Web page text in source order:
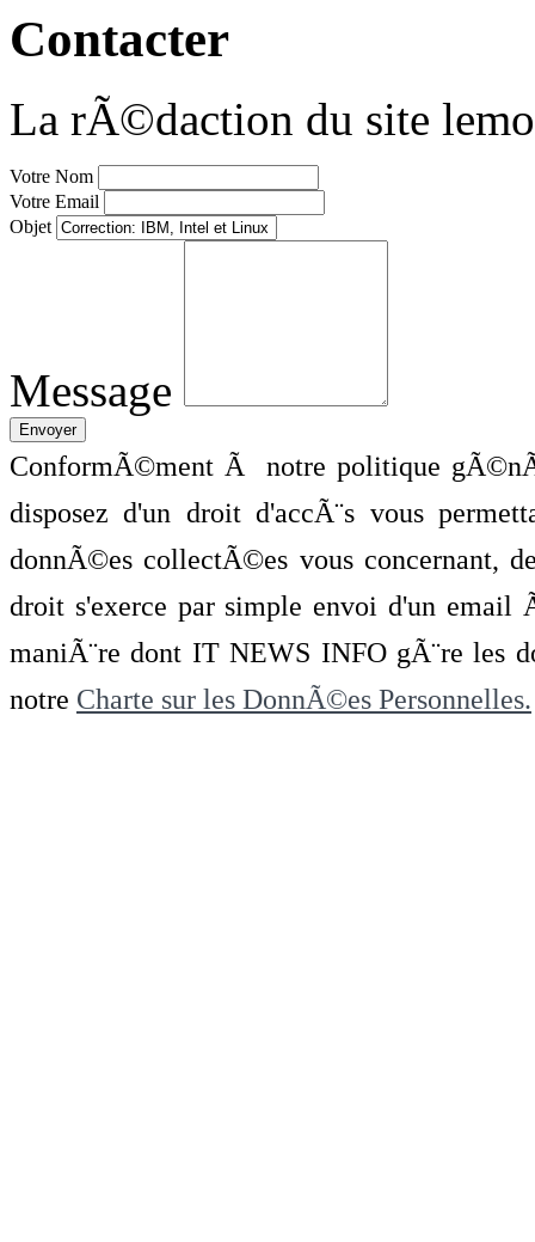
Contacter
La rÃ©daction du site
Votre Nom
Votre Email
Objet
Message
ConformÃ©ment Ã notre politique
disposez d'un droit d'accÃ¨s vous
donnÃ©es collectÃ©es vous concernant,
droit s'exerce par simple envoi d'un
maniÃ¨re dont IT NEWS INFO gÃ¨re les
notre Charte sur les DonnÃ©es Personnelles.